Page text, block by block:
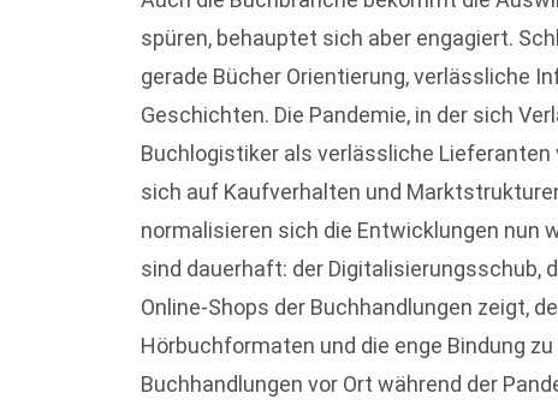
spüren, behauptet sich aber engagiert.
gerade Bücher Orientierung, verlässliche
Geschichten. Die Pandemie, in der sich
Buchlogistiker als verlässliche Lieferanten
sich auf Kaufverhalten und
normalisieren sich die Entwicklungen nun
sind dauerhaft: der Digitalisierungsschub,
Online-Shops der Buchhandlungen zeigt,
Hörbuchformaten und die enge Bindung zu
Buchhandlungen vor Ort während der